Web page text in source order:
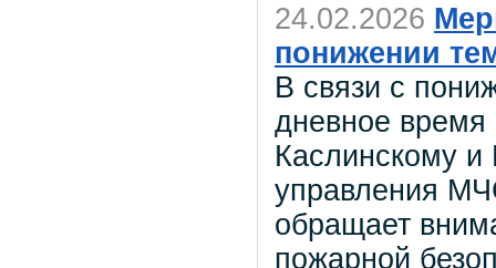
24.02.2026
понижении
В связи с
дневное
Каслинскому и
управления
обращает
пожарной